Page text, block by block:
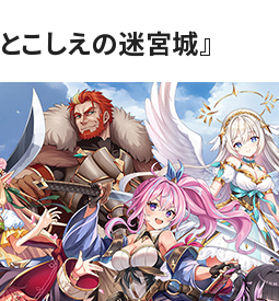
こしえの迷宮城』